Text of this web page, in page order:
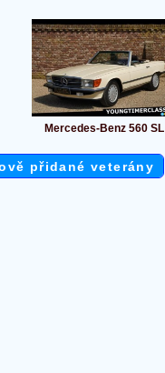
Mercedes-Benz 560 SL
přidané veterány